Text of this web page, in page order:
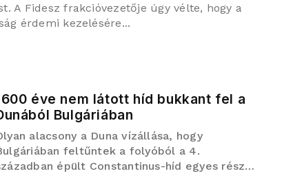
A Fidesz frakcióvezetője úgy vélte, hogy a
érdemi kezelésére...
éve nem látott híd bukkant fel a
Bulgáriában
alacsony a Duna vízállása, hogy
feltűntek a folyóból a 4.
épült Constantinus-híd egyes részei.